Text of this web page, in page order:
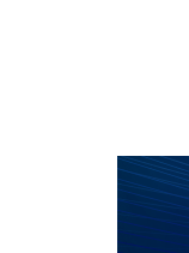
CAPA
NOTÍCIAS
PARA